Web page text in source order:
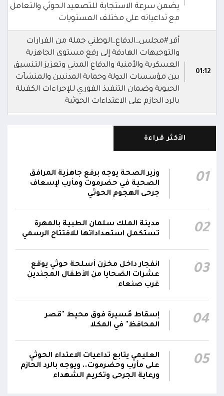
يضمن سرعة الاستجابة للتصعيد الحوثي والتعامل
مع تداعياته على مختلف المستويات
01:12
أقر #مجلس_الدفاع_الوطني جملة من القرارات
والتوجيهات الهادفة إلى رفع مستوى الجاهزية
العسكرية والأمنية والدفاع المدني وتعزيز التنسيق
بين مؤسسات الدولة وحماية المدنيين والمنشآت
الحيوية وضمان التنفيذ الفوري للإجراءات الكفيلة
بالرد الحازم على الاعتداءات الحوثية
أشاد #مجلس_الدفاع_الوطني بالدور السعودي في
حماية أمن المنطقة وممراتها المائية وتعزيز
رحب #مجلس_الدفاع_الوطني باتفاقية مكة للدفاع
المشترك بين المملكة العربية السعودية وتركيا
الأمن الجماعي والاستقرار الإقليمي والتعاون
الدفاعي
والمكونات الوطنية ووسائل الإعلام إلى تعزيز
الاصطفاف الوطني وتوحيد الخطاب خلف
مؤسسات الدولة والقوات المسلحة والعمل على
إفشال مساعي الحوثيين الرامية إلى إضعاف
الجبهة الداخلية وتمرير مخططاتهم التخريبية
01:08
حازمة تستهدف مصادر التهديد والإرهاب، بما
يضمن حماية المواطنين والمنشآت الحيوية وتعزيز
قدرة الدولة على التعامل مع مختلف المخاطر
الأكثر قراءة
01
وزير الصحة يوجه برفع جاهزية المرافق
الصحية في حضرموت ومأرب لإسعاف
جرحى الهجوم الحوثي
02
مدينة الملك سلمان الطبية بالمهرة
تستكمل استعداداتها للافتتاح الرسمي
03
انفجار داخل مخزن أسلحة حوثي يوقع
عشرات الضحايا من الأطفال المجندين
غرب صنعاء
04
إسقاط مُسيرة فوق محيط "قصر
المحافظ" في المكلا
05
العليمي يتابع تداعيات الاعتداء الحوثي
على مأرب وحضرموت.. ويوجه بالرد الحازم
ورعاية الجرحى وتكريم الشهداء